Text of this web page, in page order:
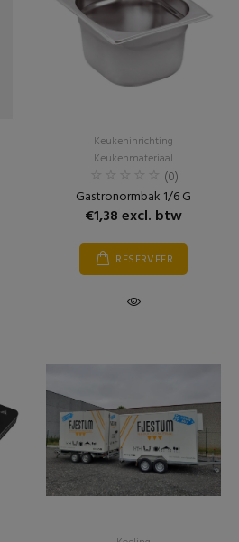
Keukeninrichting
Keukenmateriaal
(0)
Gastronormbak 1/6 G
€1,38 excl. btw
RESERVEER